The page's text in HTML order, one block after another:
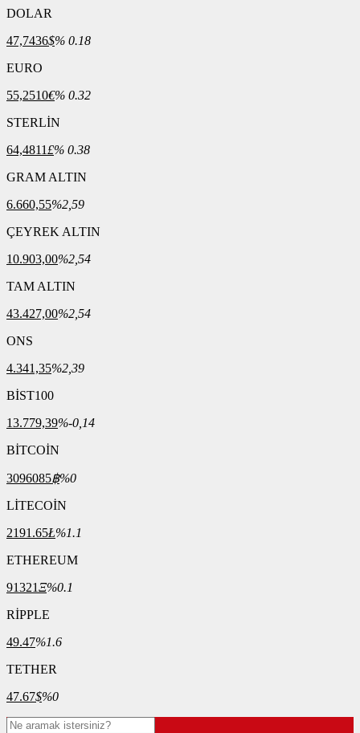
DOLAR
47,7436$% 0.18
EURO
55,2510€% 0.32
STERLİN
64,4811£% 0.38
GRAM ALTIN
6.660,55%2,59
ÇEYREK ALTIN
10.903,00%2,54
TAM ALTIN
43.427,00%2,54
ONS
4.341,35%2,39
BİST100
13.779,39%-0,14
BİTCOİN
3096085฿%0
LİTECOİN
2191.65Ł%1.1
ETHEREUM
91321Ξ%0.1
RİPPLE
49.47%1.6
TETHER
47.67$%0